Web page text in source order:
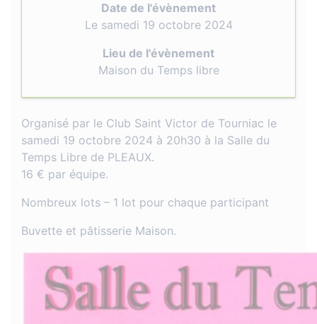
Date de l'évènement
Le samedi 19 octobre 2024
Lieu de l'évènement
Maison du Temps libre
Organisé par le Club Saint Victor de Tourniac le
samedi 19 octobre 2024 à 20h30 à la Salle du
Temps Libre de PLEAUX.
16 € par équipe.
Nombreux lots – 1 lot pour chaque participant
Buvette et pâtisserie Maison.